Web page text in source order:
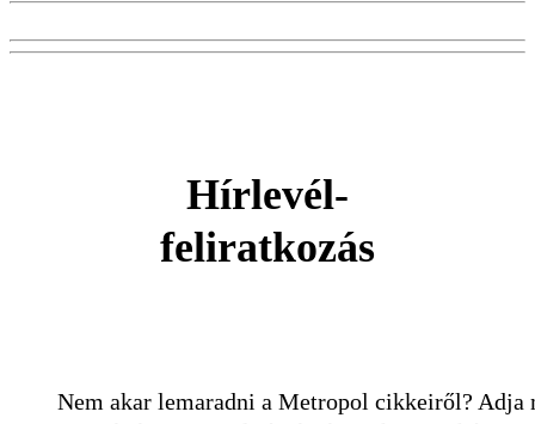
Hírlevél-
feliratkozás
Nem akar lemaradni a Metropol cikkeiről? Adja